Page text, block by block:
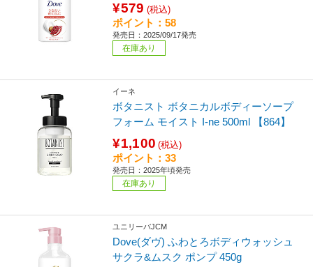
¥579 (税込)
ポイント：58
発売日：2025/09/17発売
在庫あり
イーネ
ボタニスト ボタニカルボディーソープ
フォーム モイスト I-ne 500ml 【864】
¥1,100 (税込)
ポイント：33
発売日：2025年頃発売
在庫あり
ユニリーバJCM
Dove(ダヴ) ふわとろボディウォッシュ
サクラ&ムスク ポンプ 450g